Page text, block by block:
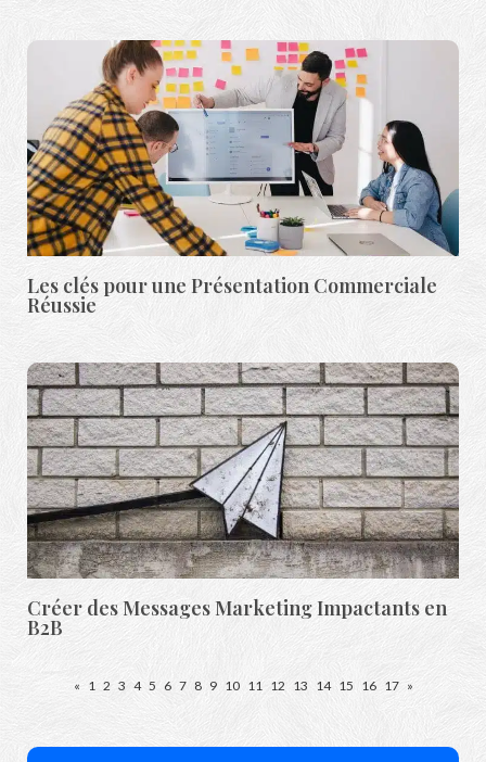
Les clés pour une Présentation Commerciale
Réussie
Créer des Messages Marketing Impactants en
B2B
« 1 2 3 4 5 6 7 8 9 10 11 12 13 14 15 16 17 »